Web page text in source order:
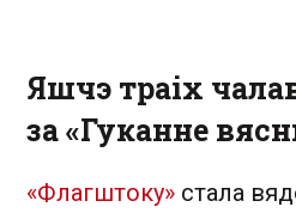
Яшчэ траіх
за «Гуканне
«Флагштоку» стала